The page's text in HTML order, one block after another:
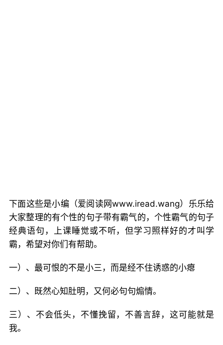
下面这些是小编（爱阅读网www.iread.wang）乐乐给
大家整理的有个性的句子带有霸气的，个性霸气的句子
经典语句，上课睡觉或不听，但学习照样好的才叫学
霸，希望对你们有帮助。
一）、最可恨的不是小三，而是经不住诱惑的小瘪
二）、既然心知肚明，又何必句句煽情。
三）、不会低头，不懂挽留，不善言辞，这可能就是
我。